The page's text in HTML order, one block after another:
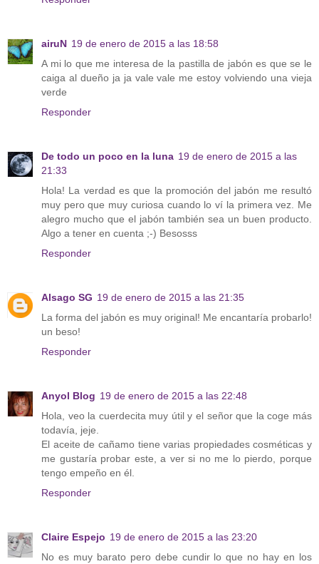
airuN 19 de enero de 2015 a las 18:58
A mi lo que me interesa de la pastilla de jabón es que se le
caiga al dueño ja ja vale vale me estoy volviendo una vieja
verde
Responder
De todo un poco en la luna 19 de enero de 2015 a las
21:33
Hola! La verdad es que la promoción del jabón me resultó
muy pero que muy curiosa cuando lo ví la primera vez. Me
alegro mucho que el jabón también sea un buen producto.
Algo a tener en cuenta ;-) Besosss
Responder
Alsago SG 19 de enero de 2015 a las 21:35
La forma del jabón es muy original! Me encantaría probarlo!
un beso!
Responder
Anyol Blog 19 de enero de 2015 a las 22:48
Hola, veo la cuerdecita muy útil y el señor que la coge más
todavía, jeje.
El aceite de cañamo tiene varias propiedades cosméticas y
me gustaría probar este, a ver si no me lo pierdo, porque
tengo empeño en él.
Responder
Claire Espejo 19 de enero de 2015 a las 23:20
No es muy barato pero debe cundir lo que no hay en los